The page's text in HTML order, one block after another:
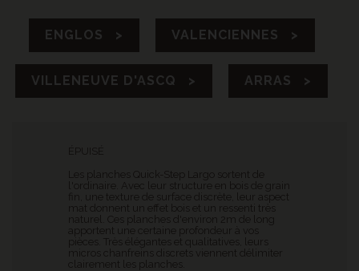
ENGLOS > VALENCIENNES >
VILLENEUVE D'ASCQ > ARRAS >
Les planches Quick-Step Largo sortent de
l'ordinaire. Avec leur structure en bois de grain
fin, une texture de surface discrète, leur aspect
mat donnent un effet bois et un ressenti très
naturel. Ces planches d'environ 2m de long
apportent une certaine profondeur à vos
pièces. Très élégantes et qualitatives, leurs
micros chanfreins discrets viennent délimiter
clairement les planches.